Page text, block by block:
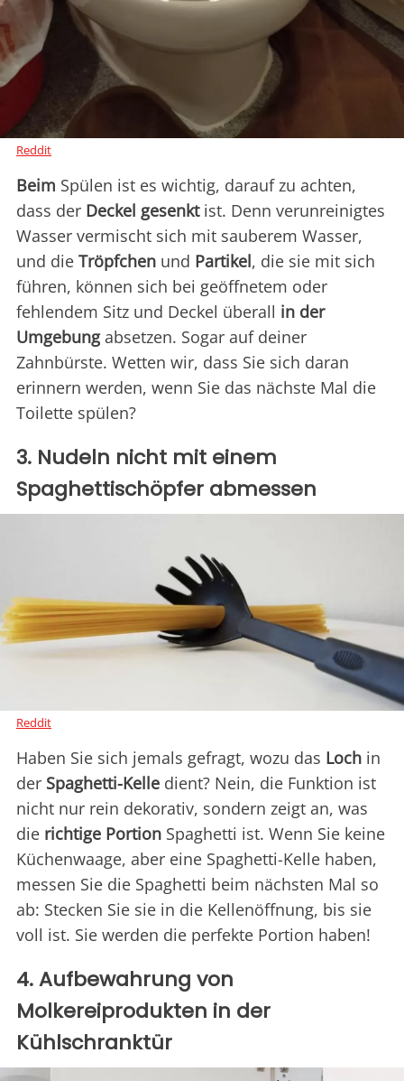
Reddit
Beim Spülen ist es wichtig, darauf zu achten,
dass der Deckel gesenktist. Denn verunreinigtes
Wasser vermischt sich mit sauberem Wasser,
und die Tröpfchen und Partikel, die sie mit sich
führen, können sich bei geöffnetem oder
fehlendem Sitz und Deckel überall in der
Umgebungabsetzen. Sogar auf deiner
Zahnbürste. Wetten wir, dass Sie sich daran
erinnern werden, wenn Sie das nächste Mal die
Toilette spülen?
3. Nudeln nicht mit einem
Spaghettischöpfer abmessen
Reddit
Haben Sie sich jemals gefragt, wozu das Loch in
der Spaghetti-Kelle dient? Nein, die Funktion ist
nicht nur rein dekorativ, sondern zeigt an, was
die richtige Portion Spaghetti ist. Wenn Sie keine
Küchenwaage, aber eine Spaghetti-Kelle haben,
messen Sie die Spaghetti beim nächsten Mal so
ab: Stecken Sie sie in die Kellenöffnung, bis sie
voll ist. Sie werden die perfekte Portion haben!
4. Aufbewahrung von
Molkereiprodukten in der
Kühlschranktür